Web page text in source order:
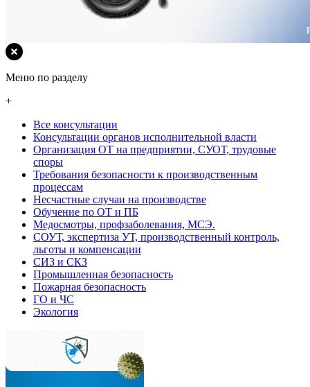
Меню по разделу
+
Все консультации
Консультации органов исполнительной власти
Организация ОТ на предприятии, СУОТ, трудовые
споры
Требования безопасности к производственным
процессам
Несчастные случаи на производстве
Обучение по ОТ и ПБ
Медосмотры, профзаболевания, МСЭ.
СОУТ, экспертиза УТ, производственный контроль,
льготы и компенсации
СИЗ и СКЗ
Промышленная безопасность
Пожарная безопасность
ГО и ЧС
Экология